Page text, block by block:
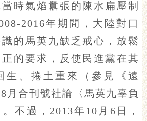
時氣焰囂張的陳水扁壓制
2016年期間，大陸對口
的馬英九缺乏戒心，放鬆
的要求，反使民進黨在其
生、捲土重來（參見《遠
月合刊號社論〈馬英九辜負
不過，2013年10月6日，